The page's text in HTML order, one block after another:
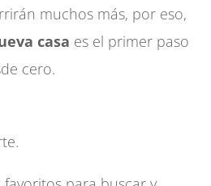
muchos más, por eso,
casa es el primer paso
cero.